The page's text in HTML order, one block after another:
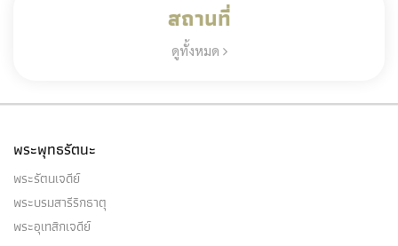
สถานที่
ดูทั้งหมด
พระพุทธรัตนะ
พระรัตนเจดีย์
พระบรมสารีริกธาตุ
พระอุเทสิกเจดีย์